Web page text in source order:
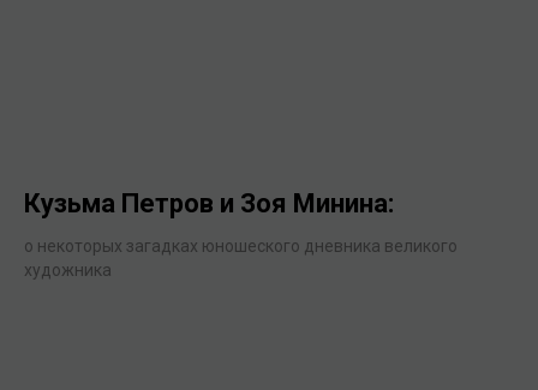
Кузьма Петров и Зоя Минина:
о некоторых загадках юношеского дневника великого
художника